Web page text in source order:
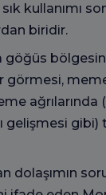
kullanımı
biridir.
göğüs
gelişmesi
dolaşımın